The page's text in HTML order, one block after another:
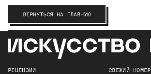
ВЕРНУТЬСЯ НА ГЛАВНУЮ
РЕЦЕНЗИИ
СВЕЖИЙ НОМЕР